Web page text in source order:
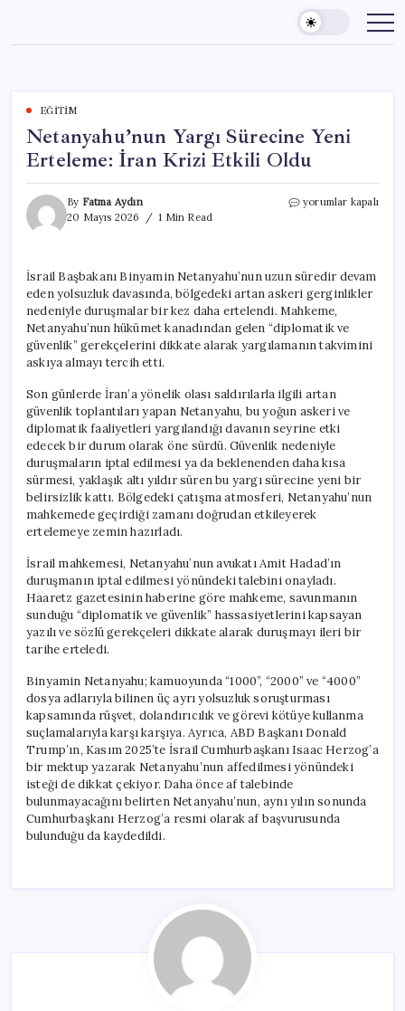
content
EĞITIM
Netanyahu’nun Yargı Sürecine Yeni
Erteleme: İran Krizi Etkili Oldu
By Fatma Aydın
20 Mayıs 2026
1 Min Read
Netanyahu’nun
İran
Krizi
Etkili
Oldu
için
yorumlar kapalı
İsrail Başbakanı Binyamin Netanyahu’nun uzun süredir devam
eden yolsuzluk davasında, bölgedeki artan askeri gerginlikler
nedeniyle duruşmalar bir kez daha ertelendi. Mahkeme,
Netanyahu’nun hükümet kanadından gelen “diplomatik ve
güvenlik” gerekçelerini dikkate alarak yargılamanın takvimini
askıya almayı tercih etti.
Son günlerde İran’a yönelik olası saldırılarla ilgili artan
güvenlik toplantıları yapan Netanyahu, bu yoğun askeri ve
diplomatik faaliyetleri yargılandığı davanın seyrine etki
edecek bir durum olarak öne sürdü. Güvenlik nedeniyle
duruşmaların iptal edilmesi ya da beklenenden daha kısa
sürmesi, yaklaşık altı yıldır süren bu yargı sürecine yeni bir
belirsizlik kattı. Bölgedeki çatışma atmosferi, Netanyahu’nun
mahkemede geçirdiği zamanı doğrudan etkileyerek
ertelemeye zemin hazırladı.
İsrail mahkemesi, Netanyahu’nun avukatı Amit Hadad’ın
duruşmanın iptal edilmesi yönündeki talebini onayladı.
Haaretz gazetesinin haberine göre mahkeme, savunmanın
sunduğu “diplomatik ve güvenlik” hassasiyetlerini kapsayan
yazılı ve sözlü gerekçeleri dikkate alarak duruşmayı ileri bir
tarihe erteledi.
Binyamin Netanyahu; kamuoyunda “1000”, “2000” ve “4000”
dosya adlarıyla bilinen üç ayrı yolsuzluk soruşturması
kapsamında rüşvet, dolandırıcılık ve görevi kötüye kullanma
suçlamalarıyla karşı karşıya. Ayrıca, ABD Başkanı Donald
Trump’ın, Kasım 2025’te İsrail Cumhurbaşkanı Isaac Herzog’a
bir mektup yazarak Netanyahu’nun affedilmesi yönündeki
isteği de dikkat çekiyor. Daha önce af talebinde
bulunmayacağını belirten Netanyahu’nun, aynı yılın sonunda
Cumhurbaşkanı Herzog’a resmi olarak af başvurusunda
bulunduğu da kaydedildi.